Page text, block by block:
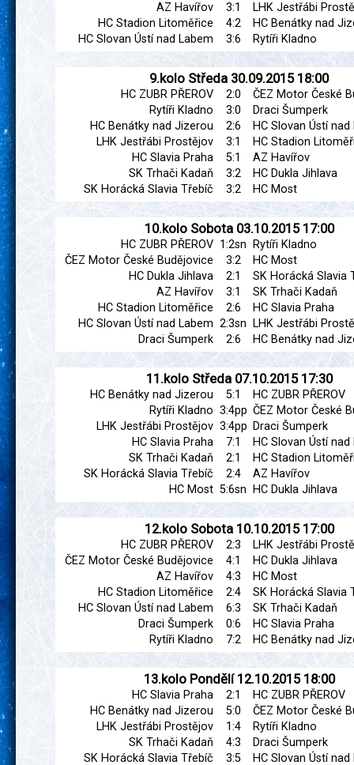
AZ Havířov
3:1
LHK Jestřábi
HC Stadion Litoměřice
4:2
HC Benátky nad
HC Slovan Ústí nad Labem
3:6 Rytíři Kladno
9.kolo Středa 30.09.2015 18:00
HC ZUBR PŘEROV 2:0
ČEZ Motor České
Rytíři Kladno
3:0
Draci Šumperk
HC Benátky nad Jizerou
2:6
HC Slovan Ústí nad
LHK Jestřábi Prostějov
3:1
HC Stadion
HC Slavia Praha
5:1
AZ Havířov
SK Trhači Kadaň
3:2
HC Dukla Jihlava
SK Horácká Slavia Třebíč
3:2 HC Most
10.kolo Sobota 03.10.2015 17:00
HC ZUBR PŘEROV 1:2sn
Rytíři Kladno
ČEZ Motor České Budějovice
3:2
HC Most
HC Dukla Jihlava
2:1
SK Horácká Slavia
AZ Havířov
3:1
SK Trhači Kadaň
HC Stadion Litoměřice
2:6
HC Slavia Praha
HC Slovan Ústí nad Labem 2:3sn
LHK Jestřábi
Draci Šumperk
2:6 HC Benátky nad
11.kolo Středa 07.10.2015 17:30
HC Benátky nad Jizerou 5:1
HC ZUBR PŘEROV
Rytíři Kladno 3:4pp ČEZ Motor České
LHK Jestřábi Prostějov 3:4pp Draci Šumperk
HC Slavia Praha
7:1
HC Slovan Ústí nad
SK Trhači Kadaň
2:1
HC Stadion
SK Horácká Slavia Třebíč
2:4
AZ Havířov
HC Most 5:6sn HC Dukla Jihlava
12.kolo Sobota 10.10.2015 17:00
HC ZUBR PŘEROV 2:3
LHK Jestřábi
ČEZ Motor České Budějovice
4:1
HC Dukla Jihlava
AZ Havířov
4:3
HC Most
HC Stadion Litoměřice
2:4
SK Horácká Slavia
HC Slovan Ústí nad Labem
6:3
SK Trhači Kadaň
Draci Šumperk
0:6
HC Slavia Praha
Rytíři Kladno
7:2 HC Benátky nad
13.kolo Pondělí 12.10.2015 18:00
HC Slavia Praha 2:1
HC ZUBR PŘEROV
HC Benátky nad Jizerou
5:0
ČEZ Motor České
LHK Jestřábi Prostějov
1:4
Rytíři Kladno
SK Trhači Kadaň
4:3
Draci Šumperk
SK Horácká Slavia Třebíč
3:5 HC Slovan Ústí nad